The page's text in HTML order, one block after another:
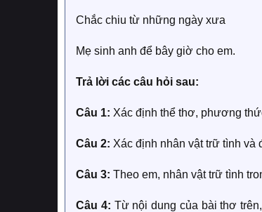
Chắc chiu từ những ngày xưa
Mẹ sinh anh để bây giờ cho em.
Trả lời các câu hỏi sau:
Câu 1: Xác định thể thơ, phương
Câu 2: Xác định nhân vật trữ tình
Câu 3: Theo em, nhân vật trữ tình
Câu 4: Từ nội dung của bài thơ